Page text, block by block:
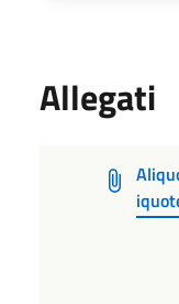
Allegati